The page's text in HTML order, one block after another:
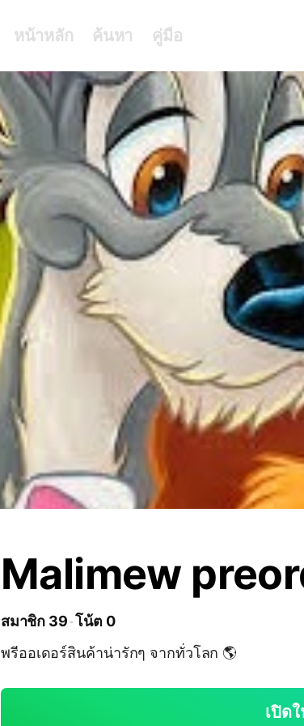
หน้าหลัก ค้นหา คู่มือ
Malimew
สมาชิก 39 โน้ต 0
พรีออเดอร์สินค้าน่ารักๆ จากทั่วโลก 🌎
เปิด